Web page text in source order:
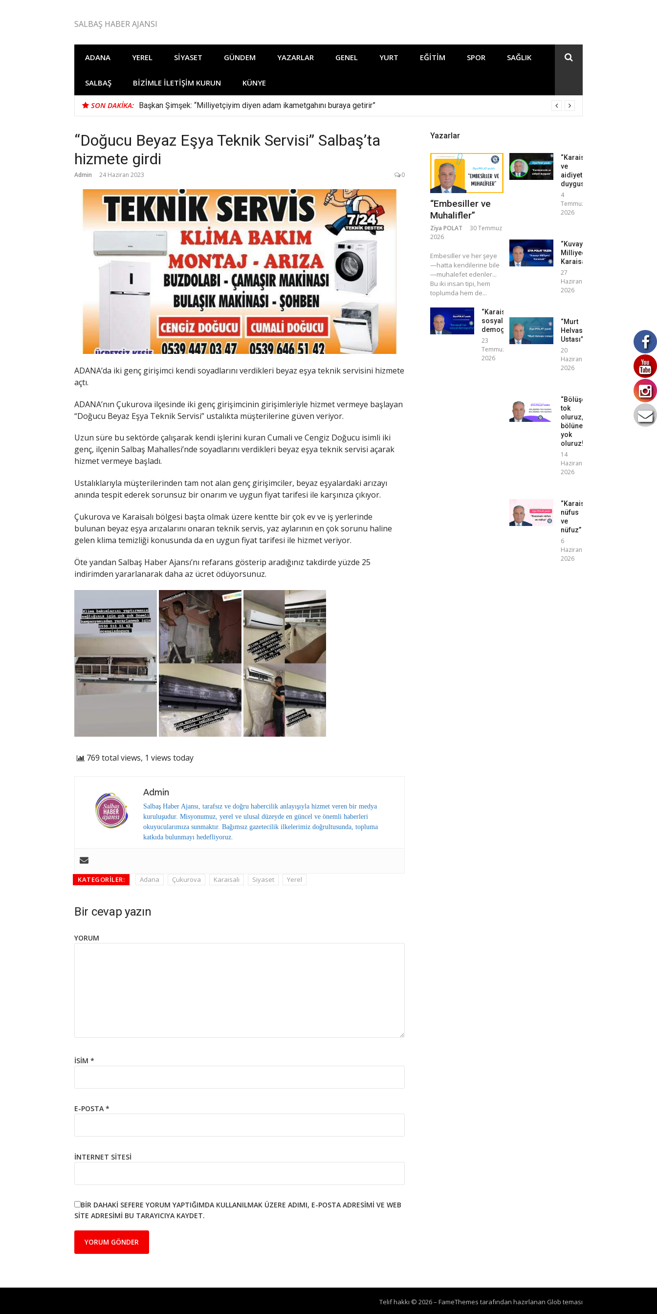
SALBAŞ HABER AJANSI
ADANA YEREL SIYASET GÜNDEM YAZARLAR GENEL YURT EĞITIM SPOR SAĞLIK
SALBAŞ BIZIMLE İLETIŞIM KURUN KÜNYE
SON DAKIKA: Başkan Şimşek: “Milliyetçiyim diyen adam ikametgahını buraya getirir”
“Doğucu Beyaz Eşya Teknik Servisi” Salbaş’ta
hizmete girdi
Admin 24 Haziran 2023 0
ADANA’da iki genç girişimci kendi soyadlarını verdikleri beyaz eşya teknik servisini hizmete
açtı.
ADANA’nın Çukurova ilçesinde iki genç girişimcinin girişimleriyle hizmet vermeye başlayan
“Doğucu Beyaz Eşya Teknik Servisi” ustalıkta müşterilerine güven veriyor.
Uzun süre bu sektörde çalışarak kendi işlerini kuran Cumali ve Cengiz Doğucu isimli iki
genç, ilçenin Salbaş Mahallesi’nde soyadlarını verdikleri beyaz eşya teknik servisi açarak
hizmet vermeye başladı.
Ustalıklarıyla müşterilerinden tam not alan genç girişimciler, beyaz eşyalardaki arızayı
anında tespit ederek sorunsuz bir onarım ve uygun fiyat tarifesi ile karşınıza çıkıyor.
Çukurova ve Karaisalı bölgesi başta olmak üzere kentte bir çok ev ve iş yerlerinde
bulunan beyaz eşya arızalarını onaran teknik servis, yaz aylarının en çok sorunu haline
gelen klima temizliği konusunda da en uygun fiyat tarifesi ile hizmet veriyor.
Öte yandan Salbaş Haber Ajansı’nı refarans gösterip aradığınız takdirde yüzde 25
indirimden yararlanarak daha az ücret ödüyorsunuz.
769 total views, 1 views today
Admin
Salbaş Haber Ajansı, tarafsız ve doğru habercilik anlayışıyla hizmet veren bir medya
kuruluşudur. Misyonumuz, yerel ve ulusal düzeyde en güncel ve önemli haberleri
okuyucularımıza sunmaktır. Bağımsız gazetecilik ilkelerimiz doğrultusunda, topluma
katkıda bulunmayı hedefliyoruz.
KATEGORILER: Adana Çukurova Karaisalı Siyaset Yerel
Bir cevap yazın
YORUM
İSIM *
E-POSTA *
İNTERNET SITESI
BIR DAHAKI SEFERE YORUM YAPTIĞIMDA KULLANILMAK ÜZERE ADIMI, E-POSTA ADRESIMI VE WEB
SITE ADRESIMI BU TARAYICIYA KAYDET.
Yazarlar
“Embesiller ve
Muhalifler”
Ziya POLAT
30 Temmuz
2026
​Embesiller ve her şeye
—hatta kendilerine bile
—muhalefet edenler...
Bu iki insan tipi, hem
toplumda hem de...
“Karaisalı’nın
sosyal
demografisi”
23
Temmuz
2026
“Karaisalıcılık
ve
aidiyet
duygusu”
4
Temmuz
2026
“Kuvayı
Milliyeci
Karaisalı”
27
Haziran
2026
“Murt
Helvası
Ustası”
20
Haziran
2026
“Bölüşerek
tok
oluruz,
bölünerek
yok
oluruz!”
14
Haziran
2026
“Karaisalı
nüfus
ve
nüfuz”
6
Haziran
2026
Telif hakkı © 2026– FameThemes tarafından hazırlanan Glob teması